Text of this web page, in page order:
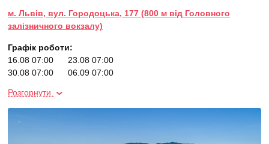
м. Львів, вул. Городоцька, 177 (800 м від Головного
залізничного вокзалу)
Графік роботи:
16.08 07:00
23.08 07:00
30.08 07:00
06.09 07:00
Розгорнути